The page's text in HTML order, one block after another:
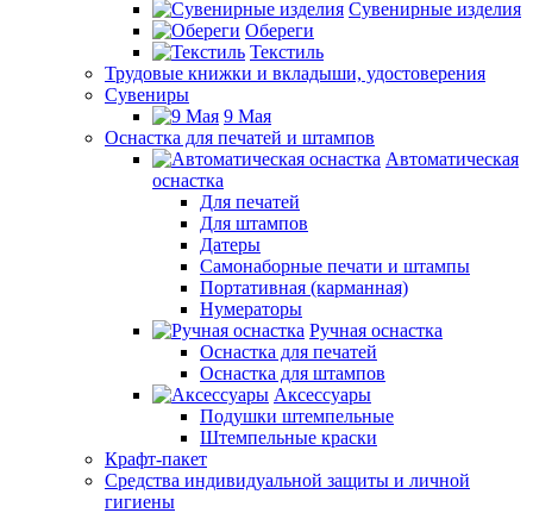
Сувенирные изделия
Обереги
Текстиль
Трудовые книжки и вкладыши, удостоверения
Сувениры
9 Мая
Оснастка для печатей и штампов
Автоматическая
оснастка
Для печатей
Для штампов
Датеры
Самонаборные печати и штампы
Портативная (карманная)
Нумераторы
Ручная оснастка
Оснастка для печатей
Оснастка для штампов
Аксессуары
Подушки штемпельные
Штемпельные краски
Крафт-пакет
Средства индивидуальной защиты и личной
гигиены